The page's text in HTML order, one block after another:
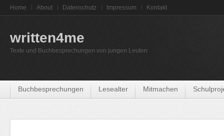
Home About Datenschutz Impressum Kontakt
written4me
Texte und Buchbesprechungen von jungen Leuten
Buchbesprechungen Lesealter Mitmachen